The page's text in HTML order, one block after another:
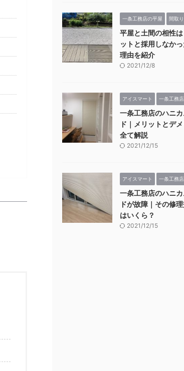
一条工務店の平屋 間取り
平屋と土間の相性は
ットと採用しなか
理由を紹介
2021/12/8
アイスマート 一条工務
一条工務店のハニ
ド｜メリットとデ
全て解説
2021/12/15
アイスマート 一条工務
一条工務店のハニ
ドが故障｜その修
はいくら？
2021/12/15